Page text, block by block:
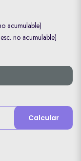
acumulable)
no acumulable)
Calcular